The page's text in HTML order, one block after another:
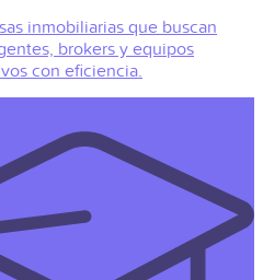
inmobiliarias que buscan
brokers y equipos
con eficiencia.